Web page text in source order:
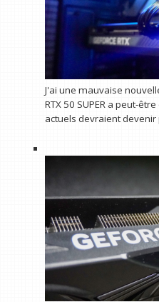
J'ai une mauvaise
RTX 50 SUPER a peut-
actuels devraient devenir